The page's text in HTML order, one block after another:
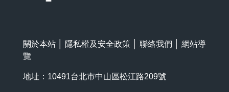
關於本站 隱私權及安全政策 聯絡我們
網站導
覽
地址：10491台北市中山區松江路209號